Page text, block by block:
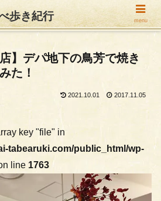
】デパ地下の鳥芳で焼き
た！
2021.10.01 2017.11.05
key "file" in
tabearuki.com/public_html/wp-
line 1763
歩き紀行 menu